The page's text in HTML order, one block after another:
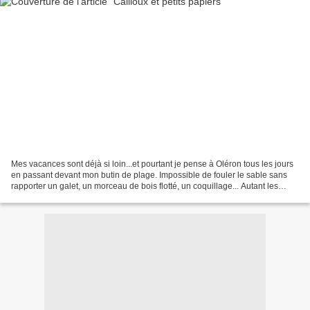
Mes vacances sont déjà si loin...et pourtant je pense à Oléron tous les jours
en passant devant mon butin de plage. Impossible de fouler le sable sans
rapporter un galet, un morceau de bois flotté, un coquillage... Autant les